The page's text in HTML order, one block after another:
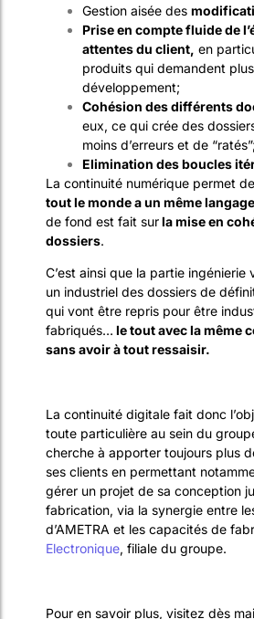
Gestion aisée des
Prise en compte fluide de
attentes du client, en
produits qui demandent
développement;
Cohésion des différents
eux, ce qui crée des
moins d’erreurs et de “ratés”;
Elimination des boucles
La continuité numérique permet
tout le monde a un même langage
de fond est fait surla mise en
dossiers.
C’est ainsi que la partie ingénierie
un industriel des dossiers de
qui vont être repris pour être
fabriqués… le tout avec la même
sans avoir à tout ressaisir.
La continuité digitale fait donc
toute particulière au sein du
cherche à apporter toujours plus
ses clients en permettant
gérer un projet de sa conception
fabrication, via la synergie entre
d’AMETRA et les capacités de
Electronique, filiale du groupe.
Pour en savoir plus, visitez dès